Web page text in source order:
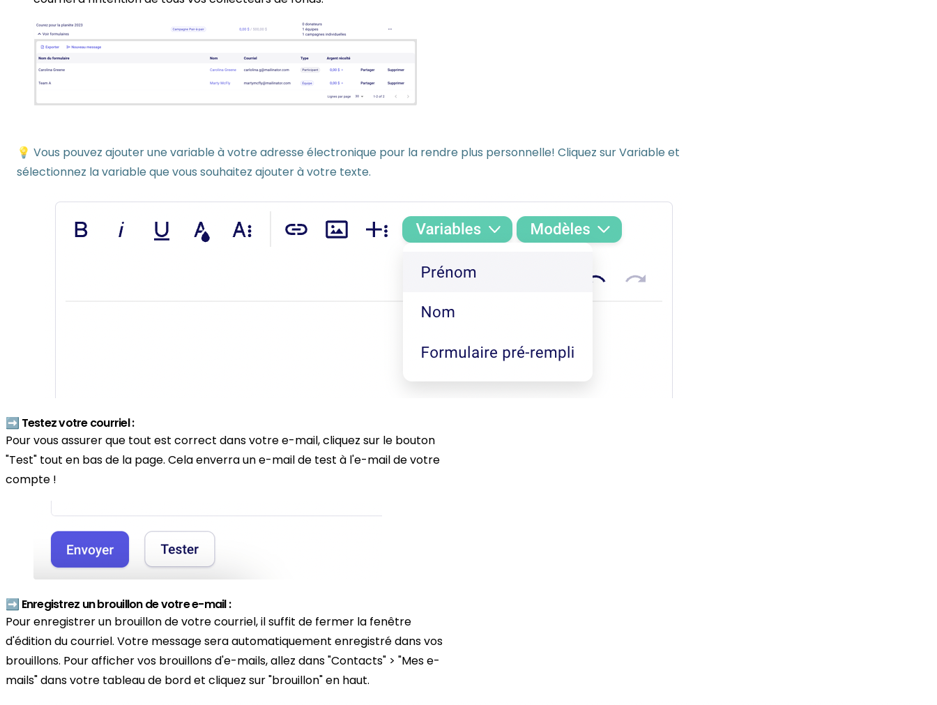
💡 Vous pouvez ajouter une variable à votre adresse électronique pour la rendre plus personnelle! Cliquez sur Variable et
sélectionnez la variable que vous souhaitez ajouter à votre texte.
➡️ Testez votre courriel :
Pour vous assurer que tout est correct dans votre e-mail, cliquez sur le bouton
"Test" tout en bas de la page. Cela enverra un e-mail de test à l'e-mail de votre
compte !
➡️ Enregistrez un brouillon de votre e-mail :
Pour enregistrer un brouillon de votre courriel, il suffit de fermer la fenêtre
d'édition du courriel. Votre message sera automatiquement enregistré dans vos
brouillons. Pour afficher vos brouillons d'e-mails, allez dans "Contacts" > "Mes e-
mails" dans votre tableau de bord et cliquez sur "brouillon" en haut.